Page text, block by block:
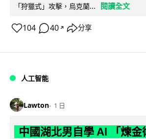
「狩獵式」攻擊，烏克蘭...
閱讀全文
104 40 ↗ 分享
人工智能
Lawton 1 日
中國湖北男自學 AI 「煉金